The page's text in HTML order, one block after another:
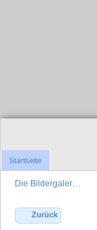
Startseite
Die Bildergaler…
Zurück